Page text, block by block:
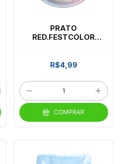
PRATO
RED.FESTCOLOR
R$4,99
COMPRAR